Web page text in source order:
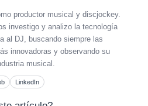
productor musical y discjockey.
investigo y analizo la tecnología
al DJ, buscando siempre las
innovadoras y observando su
musical.
LinkedIn